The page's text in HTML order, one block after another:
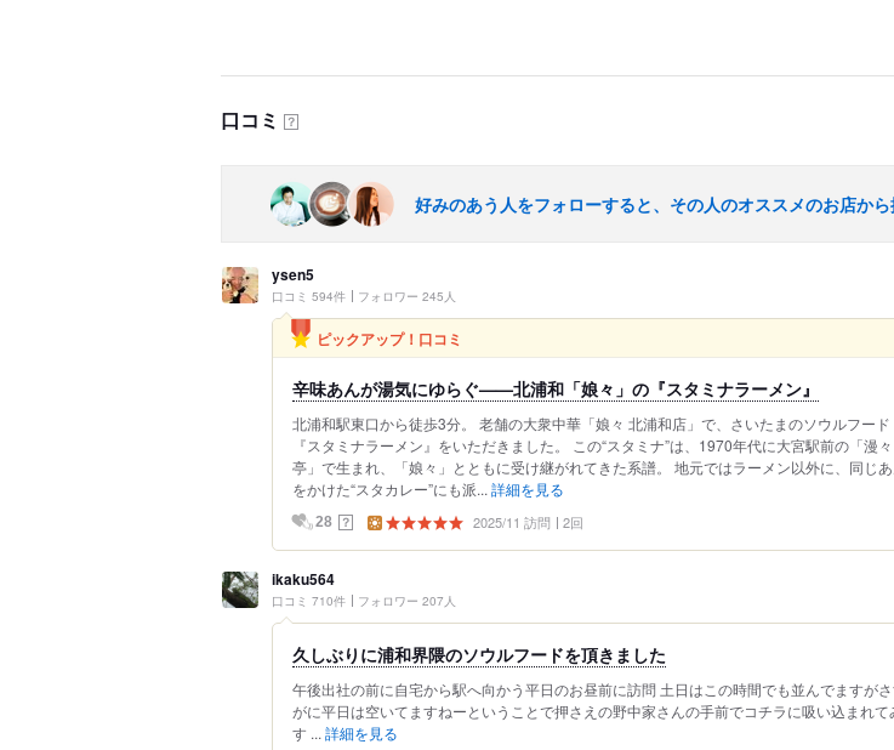
口コミ ？
好みのあう人をフォローすると、その人のオススメのお店から
ysen5
口コミ 594件 フォロワー 245人
ピックアップ！口コミ
辛味あんが湯気にゆらぐ——北浦和「娘々」の『スタミナラーメン』
北浦和駅東口から徒歩3分。 老舗の大衆中華「娘々 北浦和店」で、さいたまのソウルフード
『スタミナラーメン』をいただきました。 この“スタミナ”は、1970年代に大宮駅前の「漫々
亭」で生まれ、「娘々」とともに受け継がれてきた系譜。 地元ではラーメン以外に、同じ
をかけた“スタカレー”にも派... 詳細を見る
28 ？ 2025/11 訪問 2回
ikaku564
口コミ 710件 フォロワー 207人
久しぶりに浦和界隈のソウルフードを頂きました
午後出社の前に自宅から駅へ向かう平日のお昼前に訪問 土日はこの時間でも並んでますが
がに平日は空いてますねーということで押さえの野中家さんの手前でコチラに吸い込まれて
す ... 詳細を見る